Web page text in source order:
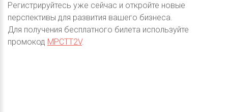
Регистрируйтесь уже сейчас и откройте новые
перспективы для развития вашего бизнеса.
Для получения бесплатного билета используйте
промокод MPCTT2V.